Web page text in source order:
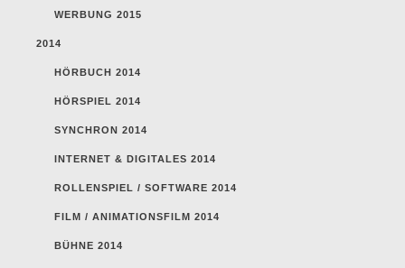
WERBUNG 2015
2014
HÖRBUCH 2014
HÖRSPIEL 2014
SYNCHRON 2014
INTERNET & DIGITALES 2014
ROLLENSPIEL / SOFTWARE 2014
FILM / ANIMATIONSFILM 2014
BÜHNE 2014